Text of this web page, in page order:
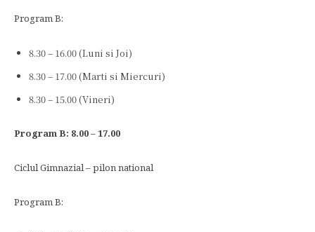
Program B:
8.30 – 16.00 (Luni si Joi)
8.30 – 17.00 (Marti si Miercuri)
8.30 – 15.00 (Vineri)
Program B: 8.00 – 17.00
Ciclul Gimnazial – pilon national
Program B: